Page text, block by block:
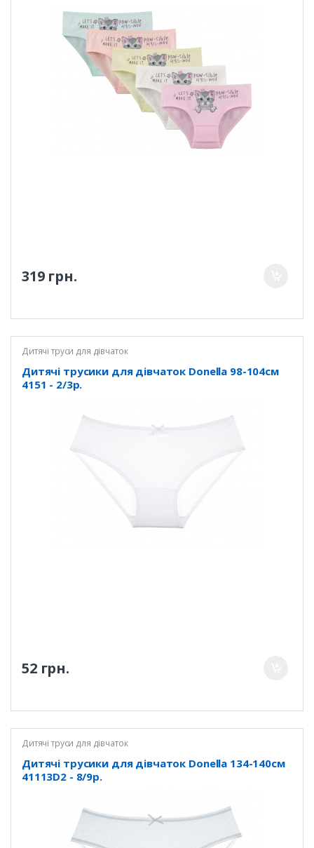
319 грн.
Дитячі труси для дівчаток
Дитячі трусики для дівчаток Donella 98-104см
4151 - 2/3р.
52 грн.
Дитячі труси для дівчаток
Дитячі трусики для дівчаток Donella 134-140см
41113D2 - 8/9р.